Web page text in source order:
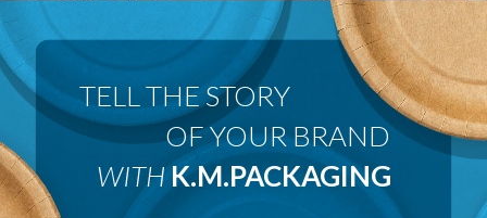
OF YOUR BRAND
WITHK.M.PACKAGING